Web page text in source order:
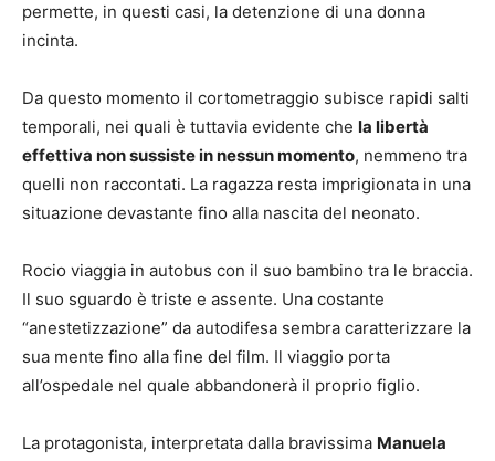
permette, in questi casi, la detenzione di una donna
incinta.
Da questo momento il cortometraggio subisce rapidi salti
temporali, nei quali è tuttavia evidente che la libertà
effettiva non sussiste in nessun momento, nemmeno tra
quelli non raccontati. La ragazza resta imprigionata in una
situazione devastante fino alla nascita del neonato.
Rocio viaggia in autobus con il suo bambino tra le braccia.
Il suo sguardo è triste e assente. Una costante
“anestetizzazione” da autodifesa sembra caratterizzare la
sua mente fino alla fine del film. Il viaggio porta
all’ospedale nel quale abbandonerà il proprio figlio.
La protagonista, interpretata dalla bravissima Manuela